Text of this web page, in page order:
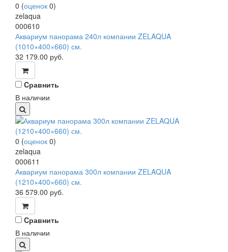
0 (оценок 0)
zelaqua
000610
Аквариум панорама 240л компании ZELAQUA
(1010×400×660) см.
32 179.00 руб.
Cравнить
В наличии
0 (оценок 0)
zelaqua
000611
Аквариум панорама 300л компании ZELAQUA
(1210×400×660) см.
36 579.00 руб.
Cравнить
В наличии